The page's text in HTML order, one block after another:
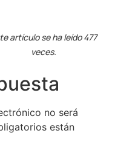
artículo se ha leído 477
veces.
no será
están